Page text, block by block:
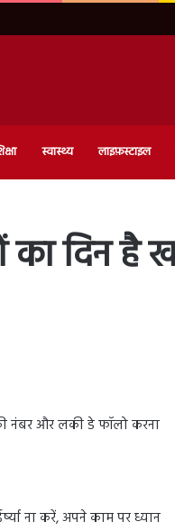
स्वास्थ्य लाइफ़स्टाइल
का दिन है
नंबर और लकी डे फॉलो करना
ना करें, अपने काम पर ध्यान